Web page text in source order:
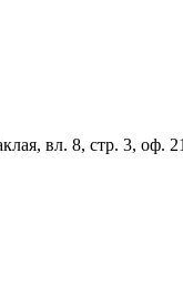
вл. 8, стр. 3, оф.